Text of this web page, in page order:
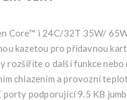
Core™ i 24C/32T 35W/
kazetou pro přídavnou
rozšíříte o další funkce nebo
chlazením a provozní
porty podporující 9.5 KB